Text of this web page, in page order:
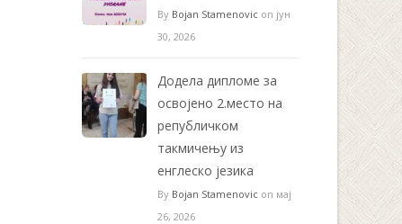
By Bojan Stamenovic on јун
30, 2026
Додела дипломе за
освојено 2.место на
републичком
такмичењу из
енглеско језика
By Bojan Stamenovic on мај
26, 2026